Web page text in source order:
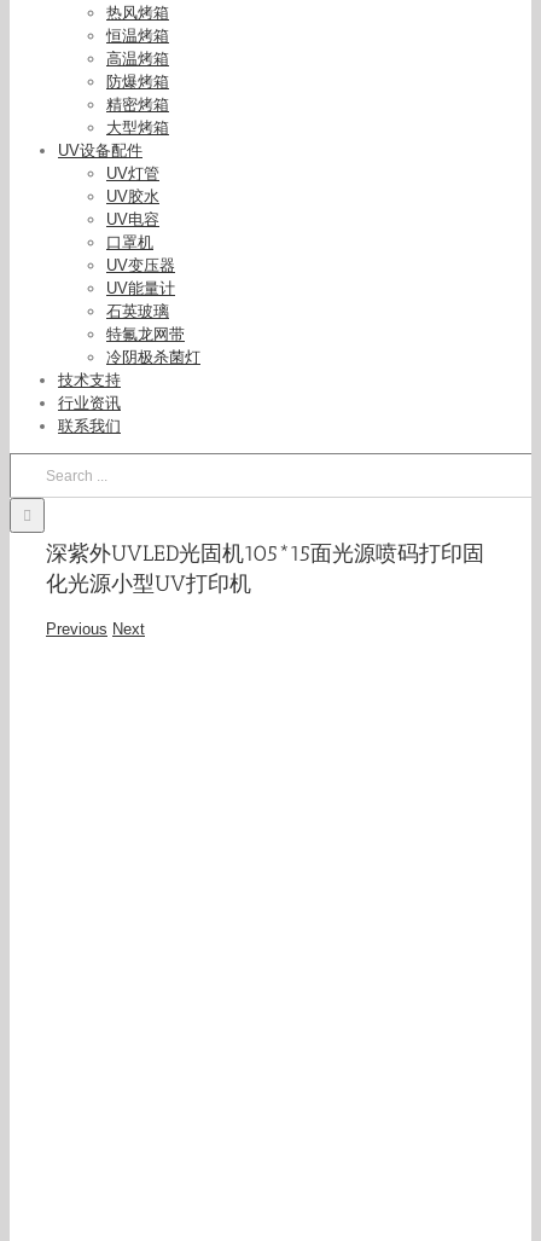
热风烤箱
恒温烤箱
高温烤箱
防爆烤箱
精密烤箱
大型烤箱
UV设备配件
UV灯管
UV胶水
UV电容
口罩机
UV变压器
UV能量计
石英玻璃
特氟龙网带
冷阴极杀菌灯
技术支持
行业资讯
联系我们
深紫外UVLED光固机105*15面光源喷码打印固
化光源小型UV打印机
Previous Next